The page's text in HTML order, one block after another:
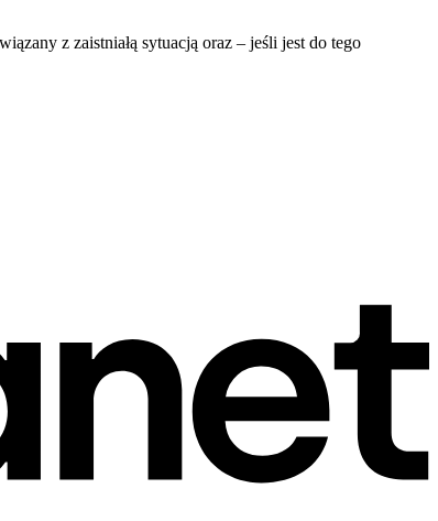
z zaistniałą sytuacją oraz – jeśli jest do tego